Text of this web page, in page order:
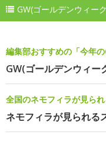
GW(ゴールデンウィー
編集部おすすめの「今年
GW(ゴールデンウィー
全国のネモフィラが見ら
ネモフィラが見られる